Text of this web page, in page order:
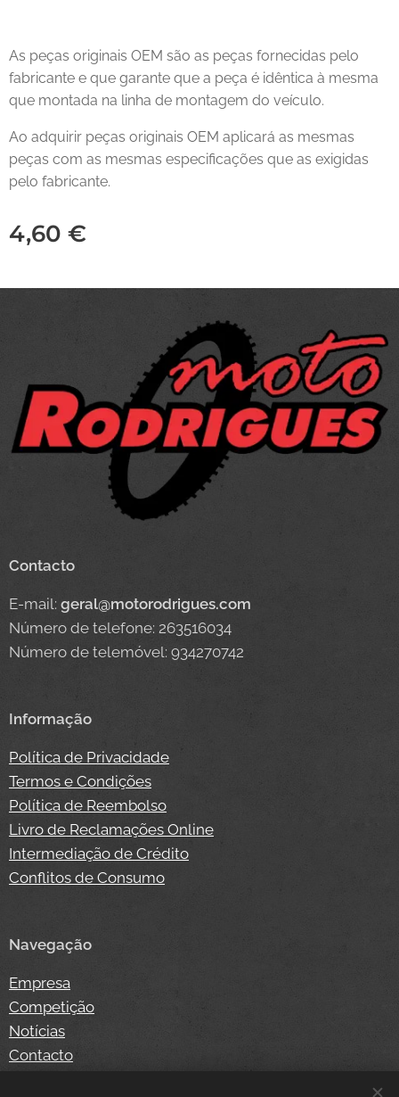
As peças originais OEM são as peças fornecidas pelo
fabricante e que garante que a peça é idêntica à mesma
que montada na linha de montagem do veículo.
Ao adquirir peças originais OEM aplicará as mesmas
peças com as mesmas especificações que as exigidas
pelo fabricante.
4,60 €
Contacto
E-mail: geral@motorodrigues.com
Número de telefone: 263516034
Número de telemóvel: 934270742
Informação
Política de Privacidade
Termos e Condições
Política de Reembolso
Livro de Reclamações Online
Intermediação de Crédito
Conflitos de Consumo
Navegação
Empresa
Competição
Notícias
Contacto